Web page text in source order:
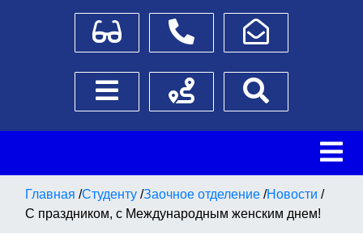
Для слабовидящихТелефоныНаписать обращение
Боковое менюСхема проезда
Главная /Студенту /Заочное отделение /Новости /
С праздником, с Международным женским днем!